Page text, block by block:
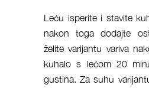
Leću isperite i stavite
nakon toga dodajte
želite varijantu variva
kuhalo s lećom 20
gustina. Za suhu